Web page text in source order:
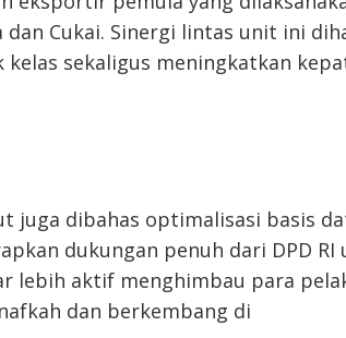
dan Cukai. Sinergi lintas unit ini
kelas sekaligus meningkatkan
juga dibahas optimalisasi basis
dukungan penuh dari DPD
lebih aktif menghimbau para
dan berkembang di